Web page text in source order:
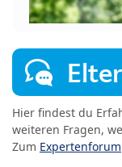
Hier findest du
weiteren Fragen,
Zum Expertenforum